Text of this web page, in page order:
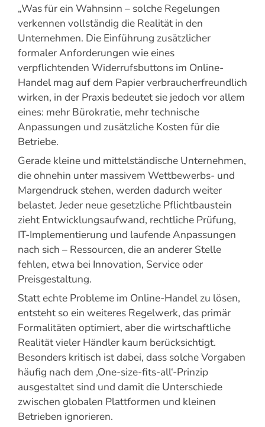
„Was für ein Wahnsinn – solche Regelungen
verkennen vollständig die Realität in den
Unternehmen. Die Einführung zusätzlicher
formaler Anforderungen wie eines
verpflichtenden Widerrufsbuttons im Online-
Handel mag auf dem Papier verbraucherfreundlich
wirken, in der Praxis bedeutet sie jedoch vor allem
eines: mehr Bürokratie, mehr technische
Anpassungen und zusätzliche Kosten für die
Betriebe.
Gerade kleine und mittelständische Unternehmen,
die ohnehin unter massivem Wettbewerbs- und
Margendruck stehen, werden dadurch weiter
belastet. Jeder neue gesetzliche Pflichtbaustein
zieht Entwicklungsaufwand, rechtliche Prüfung,
IT-Implementierung und laufende Anpassungen
nach sich – Ressourcen, die an anderer Stelle
fehlen, etwa bei Innovation, Service oder
Preisgestaltung.
Statt echte Probleme im Online-Handel zu lösen,
entsteht so ein weiteres Regelwerk, das primär
Formalitäten optimiert, aber die wirtschaftliche
Realität vieler Händler kaum berücksichtigt.
Besonders kritisch ist dabei, dass solche Vorgaben
häufig nach dem ‚One-size-fits-all‘-Prinzip
ausgestaltet sind und damit die Unterschiede
zwischen globalen Plattformen und kleinen
Betrieben ignorieren.